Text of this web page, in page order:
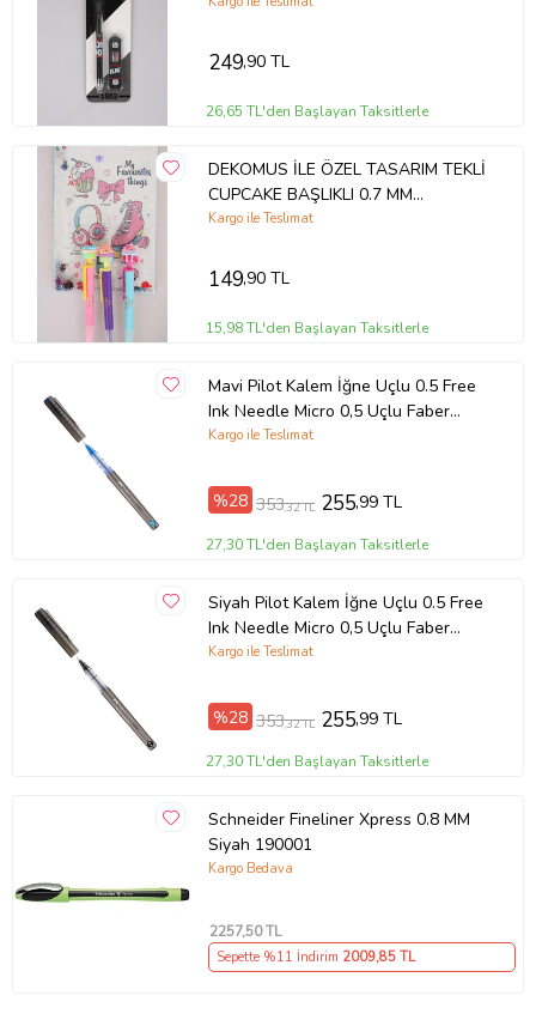
249,90 TL
26,65 TL'den Başlayan Taksitlerle
DEKOMUS İLE ÖZEL TASARIM TEKLİ
CUPCAKE BAŞLIKLI 0.7 MM
VERSATİL UÇLU KALEM
Kargo ile Teslimat
149,90 TL
15,98 TL'den Başlayan Taksitlerle
Mavi Pilot Kalem İğne Uçlu 0.5 Free
Ink Needle Micro 0,5 Uçlu Faber
Castell Pilot Kalem Mavi 1 Adet
Kargo ile Teslimat
%28 353,32 TL 255,99 TL
27,30 TL'den Başlayan Taksitlerle
Siyah Pilot Kalem İğne Uçlu 0.5 Free
Ink Needle Micro 0,5 Uçlu Faber
Castell Pilot Kalem Siyah 1 Adet
Kargo ile Teslimat
%28 353,32 TL 255,99 TL
27,30 TL'den Başlayan Taksitlerle
Schneider Fineliner Xpress 0.8 MM
Siyah 190001
Kargo Bedava
2257,50 TL
Sepette %11 İndirim 2009,85 TL